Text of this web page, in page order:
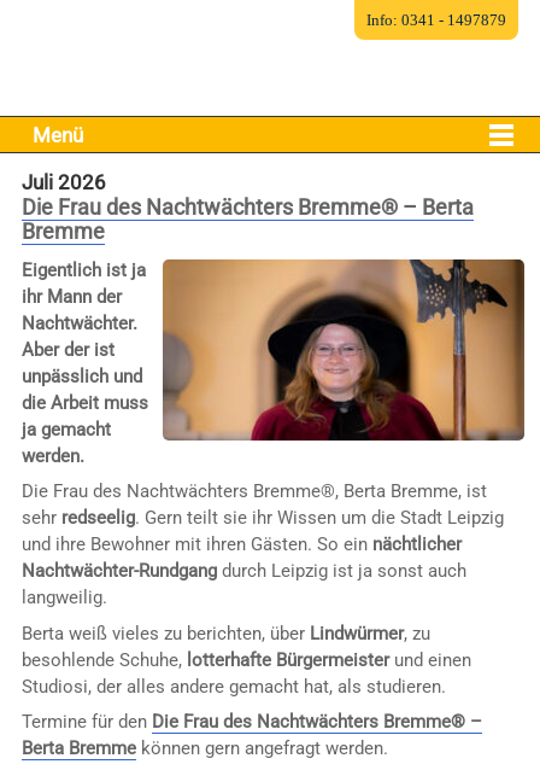
Menü
Juli 2026
Die Frau des Nachtwächters Bremme® – Berta
Bremme
Eigentlich ist ja
ihr Mann der
Nachtwächter.
Aber der ist
unpässlich und
die Arbeit muss
ja gemacht
werden.
Die Frau des Nachtwächters Bremme®, Berta Bremme, ist
sehr redseelig. Gern teilt sie ihr Wissen um die Stadt Leipzig
und ihre Bewohner mit ihren Gästen. So ein nächtlicher
Nachtwächter-Rundgangdurch Leipzig ist ja sonst auch
langweilig.
Berta weiß vieles zu berichten, über Lindwürmer, zu
besohlende Schuhe, lotterhafte Bürgermeisterund einen
Studiosi, der alles andere gemacht hat, als studieren.
Termine für den Die Frau des Nachtwächters Bremme® –
Berta Bremmekönnen gern angefragt werden.
Info: 0341 - 1497879